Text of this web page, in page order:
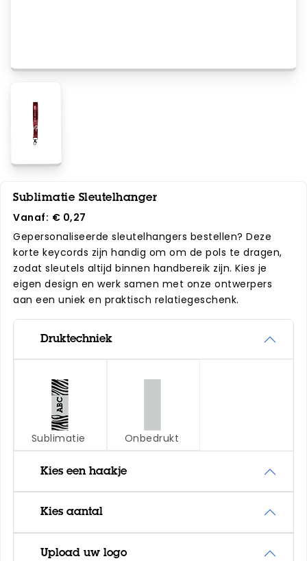
Sublimatie Sleutelhanger
Vanaf: € 0,27
Gepersonaliseerde sleutelhangers bestellen? Deze
korte keycords zijn handig om om de pols te dragen,
zodat sleutels altijd binnen handbereik zijn. Kies je
eigen design en werk samen met onze ontwerpers
aan een uniek en praktisch relatiegeschenk.
Druktechniek
Sublimatie Onbedrukt
Kies een haakje
Kies aantal
Upload uw logo